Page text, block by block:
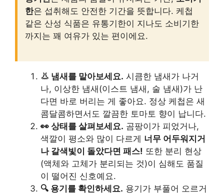
한은 섭취해도 안전한 기간을 뜻합니다. 케첩
같은 산성 식품은 유통기한이 지나도 소비기한
까지는 꽤 여유가 있는 편이에요.
👃 냄새를 맡아보세요. 시큼한 냄새가 나거
나, 이상한 냄새(이스트 냄새, 술 냄새)가 난
다면 바로 버리는 게 좋아요. 정상 케첩은 새
콤달콤하면서도 깔끔한 토마토 향이 납니다.
👀 상태를 살펴보세요. 곰팡이가 피었거나,
색깔이 평소와 많이 다르게 너무 어두워지거
나 갈색빛이 돌았다면 패스! 또한 분리 현상
(액체와 고체가 분리되는 것)이 심해도 품질
이 떨어진 신호예요.
🔍 용기를 확인하세요. 용기가 부풀어 오르거